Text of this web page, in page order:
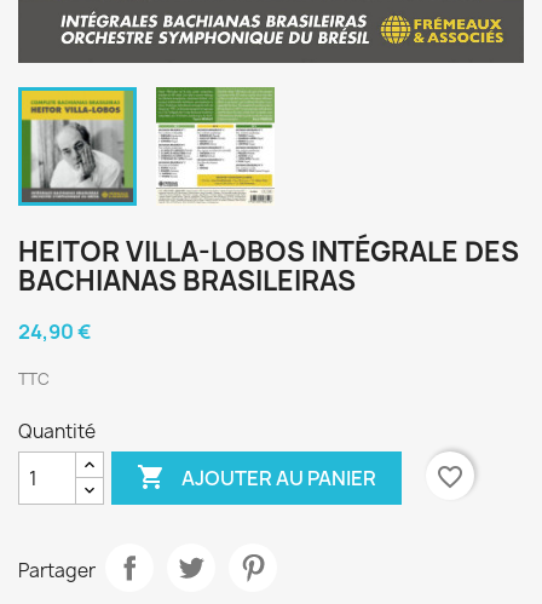
HEITOR VILLA-LOBOS INTÉGRALE DES
BACHIANAS BRASILEIRAS
24,90 €
TTC
Quantité
 AJOUTER AU PANIER favorite_border
Partager